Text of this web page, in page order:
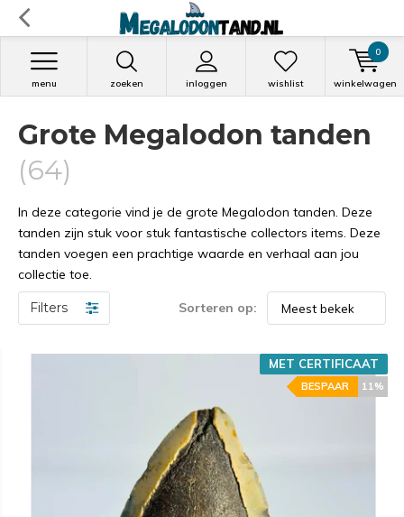
zoeken inloggen
menu wishlist winkelwagen
0
Grote Megalodon tanden
(64)
In deze categorie vind je de grote Megalodon tanden. Deze
tanden zijn stuk voor stuk fantastische collectors items. Deze
tanden voegen een prachtige waarde en verhaal aan jou
collectie toe.
Filters Sorteren op:
MET CERTIFICAAT
11%
BESPAAR